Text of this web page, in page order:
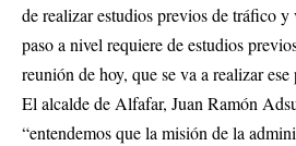
de realizar estudios previos de tráfico
paso a nivel requiere de estudios
reunión de hoy, que se va a realizar
El alcalde de Alfafar, Juan Ramón
“entendemos que la misión de la